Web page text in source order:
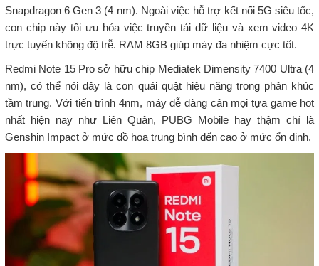
Snapdragon 6 Gen 3 (4 nm). Ngoài việc hỗ trợ kết nối 5G siêu tốc,
con chip này tối ưu hóa việc truyền tải dữ liệu và xem video 4K
trực tuyến không độ trễ. RAM 8GB giúp máy đa nhiệm cực tốt.
Redmi Note 15 Pro sở hữu chip Mediatek Dimensity 7400 Ultra (4
nm), có thể nói đây là con quái quật hiệu năng trong phân khúc
tầm trung. Với tiến trình 4nm, máy dễ dàng cân mọi tựa game hot
nhất hiện nay như Liên Quân, PUBG Mobile hay thậm chí là
Genshin Impact ở mức đồ họa trung bình đến cao ở mức ổn định.